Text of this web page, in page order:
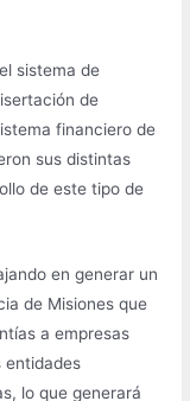
sistema de
de
financiero de
sus distintas
de este tipo de
en generar un
de Misiones que
a empresas
entidades
lo que generará